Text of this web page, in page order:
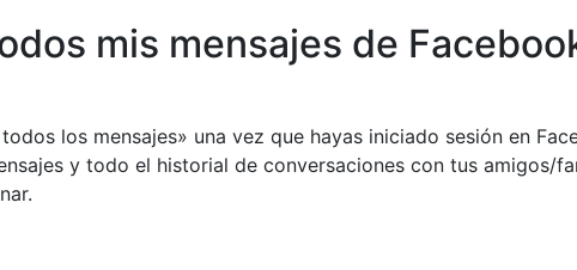
mis mensajes de
los mensajes» una vez que hayas iniciado sesión en
y todo el historial de conversaciones con tus amigos/